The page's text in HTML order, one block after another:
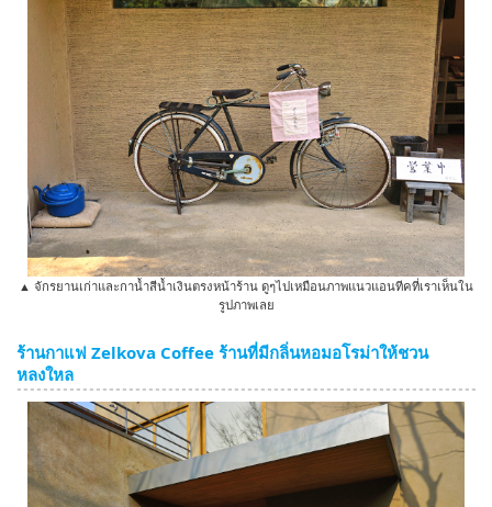
▲ จักรยานเก่าและกาน้ำสีน้ำเงินตรงหน้าร้าน ดูๆไปเหมือนภาพแนวแอนทีคที่เราเห็นใน
รูปภาพเลย
ร้านกาแฟ Zelkova Coffee ร้านที่มีกลิ่นหอมอโรม่าให้ชวน
หลงใหล